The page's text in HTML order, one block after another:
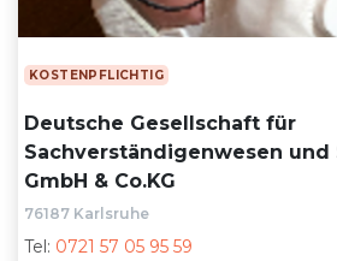
KOSTENPFLICHTIG
Deutsche Gesellschaft für
Sachverständigenwesen
GmbH & Co.KG
76187 Karlsruhe
Tel: 0721 57 05 95 59